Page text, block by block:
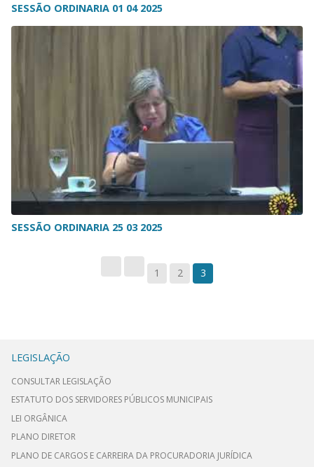
SESSÃO ORDINARIA 01 04 2025
SESSÃO ORDINARIA 25 03 2025
1 2 3
LEGISLAÇÃO
CONSULTAR LEGISLAÇÃO
ESTATUTO DOS SERVIDORES PÚBLICOS MUNICIPAIS
LEI ORGÂNICA
PLANO DIRETOR
PLANO DE CARGOS E CARREIRA DA PROCURADORIA JURÍDICA